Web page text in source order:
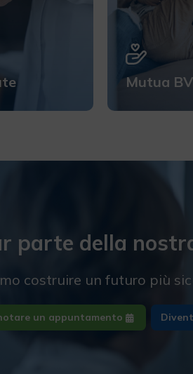
Mutua
parte della
costruire un futuro più
un appuntamento